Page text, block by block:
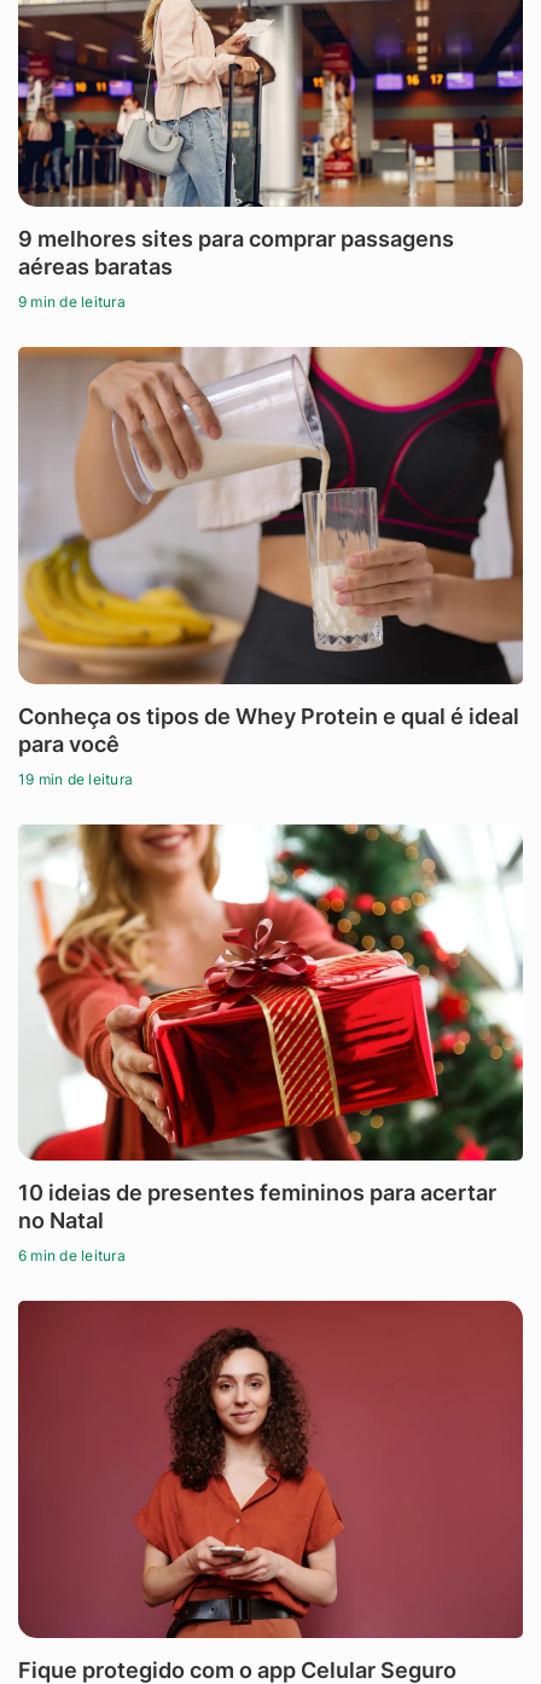
9 melhores sites para comprar passagens
aéreas baratas
9 min de leitura
Conheça os tipos de Whey Protein e qual é ideal
para você
19 min de leitura
10 ideias de presentes femininos para acertar
no Natal
6 min de leitura
Fique protegido com o app Celular Seguro